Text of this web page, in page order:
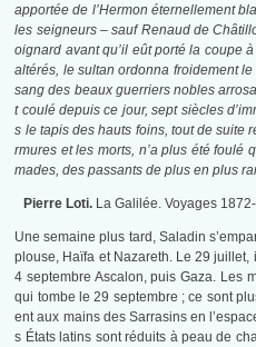
apportée de l’Hermon éternellement
les seigneurs – sauf Renaud de
oignard avant qu’il eût porté la coupe
altérés, le sultan ordonna froidement
sang des beaux guerriers nobles
t coulé depuis ce jour, sept siècles
s le tapis des hauts foins, tout de suite
rmures et les morts, n’a plus été
mades, des passants de plus en plus
Pierre Loti. La Galilée. Voyages
Une semaine plus tard, Saladin
plouse, Haïfa et Nazareth. Le 29
4 septembre Ascalon, puis Gaza. Les
qui tombe le 29 septembre ; ce sont
ent aux mains des Sarrasins en
s États latins sont réduits à peau de